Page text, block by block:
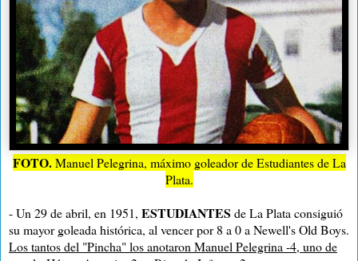
FOTO.Manuel Pelegrina, máximo goleador de Estudiantes de La
Plata.
- Un 29 de abril, en 1951, ESTUDIANTES de La Plata consiguió
su mayor goleada histórica, al vencer por 8 a 0 a Newell's Old Boys.
Los tantos del "Pincha" los anotaron Manuel Pelegrina -4, uno de